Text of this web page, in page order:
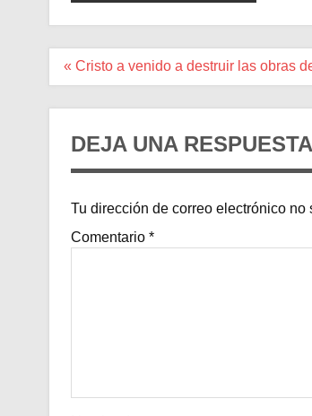
Navegación
« Cristo a venido a destruir las obras
DEJA UNA RESPUESTA
Tu dirección de correo electrónico no
Comentario *